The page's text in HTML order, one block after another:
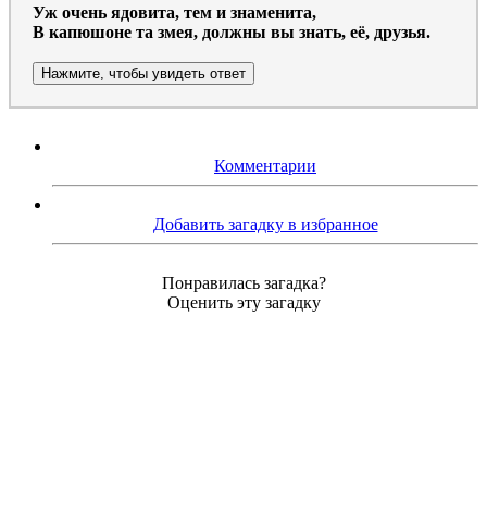
Уж очень ядовита, тем и знаменита,
В капюшоне та змея, должны вы знать, её, друзья.
Нажмите, чтобы увидеть ответ
Комментарии
Добавить загадку в избранное
Понравилась загадка?
Оценить эту загадку